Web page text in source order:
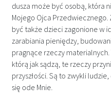
dusza może być osobą, która
Mojego Ojca
być także dzieci zagonione w
zarabiania pieniędzy,
pragnące rzeczy materialnych.
którą jak sądzą, te rzeczy
przyszłości. Są to zwykli
się ode Mnie.